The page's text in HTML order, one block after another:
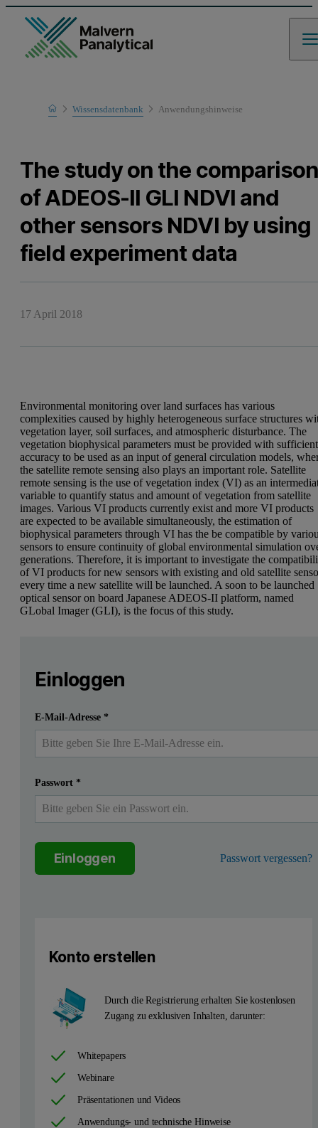
Home
Learn
Wissensdatenbank Anwendungshinweise
The study on the
of ADEOS-II GLI NDVI and
other sensors NDVI by using
field experiment data
17 April 2018
Environmental monitoring over land surfaces has various
complexities caused by highly heterogeneous surface structures
vegetation layer, soil surfaces, and atmospheric disturbance. The
vegetation biophysical parameters must be provided with sufficient
accuracy to be used as an input of general circulation models,
the satellite remote sensing also plays an important role. Satellite
remote sensing is the use of vegetation index (VI) as an
variable to quantify status and amount of vegetation from satellite
images. Various VI products currently exist and more VI products
are expected to be available simultaneously, the estimation of
biophysical parameters through VI has the be compatible by
sensors to ensure continuity of global environmental simulation
generations. Therefore, it is important to investigate the
of VI products for new sensors with existing and old satellite
every time a new satellite will be launched. A soon to be launched
optical sensor on board Japanese ADEOS-II platform, named
GLobal Imager (GLI), is the focus of this study.
Einreichen
Einloggen
E-Mail-Adresse *
Passwort *
Einloggen Passwort vergessen?
Konto erstellen
Durch die Registrierung erhalten Sie kostenlosen
Zugang zu exklusiven Inhalten, darunter:
Whitepapers
Webinare
Präsentationen und Videos
Anwendungs- und technische Hinweise